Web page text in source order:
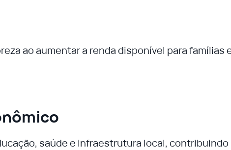
ao aumentar a renda disponível para famílias
saúde e infraestrutura local, contribuindo